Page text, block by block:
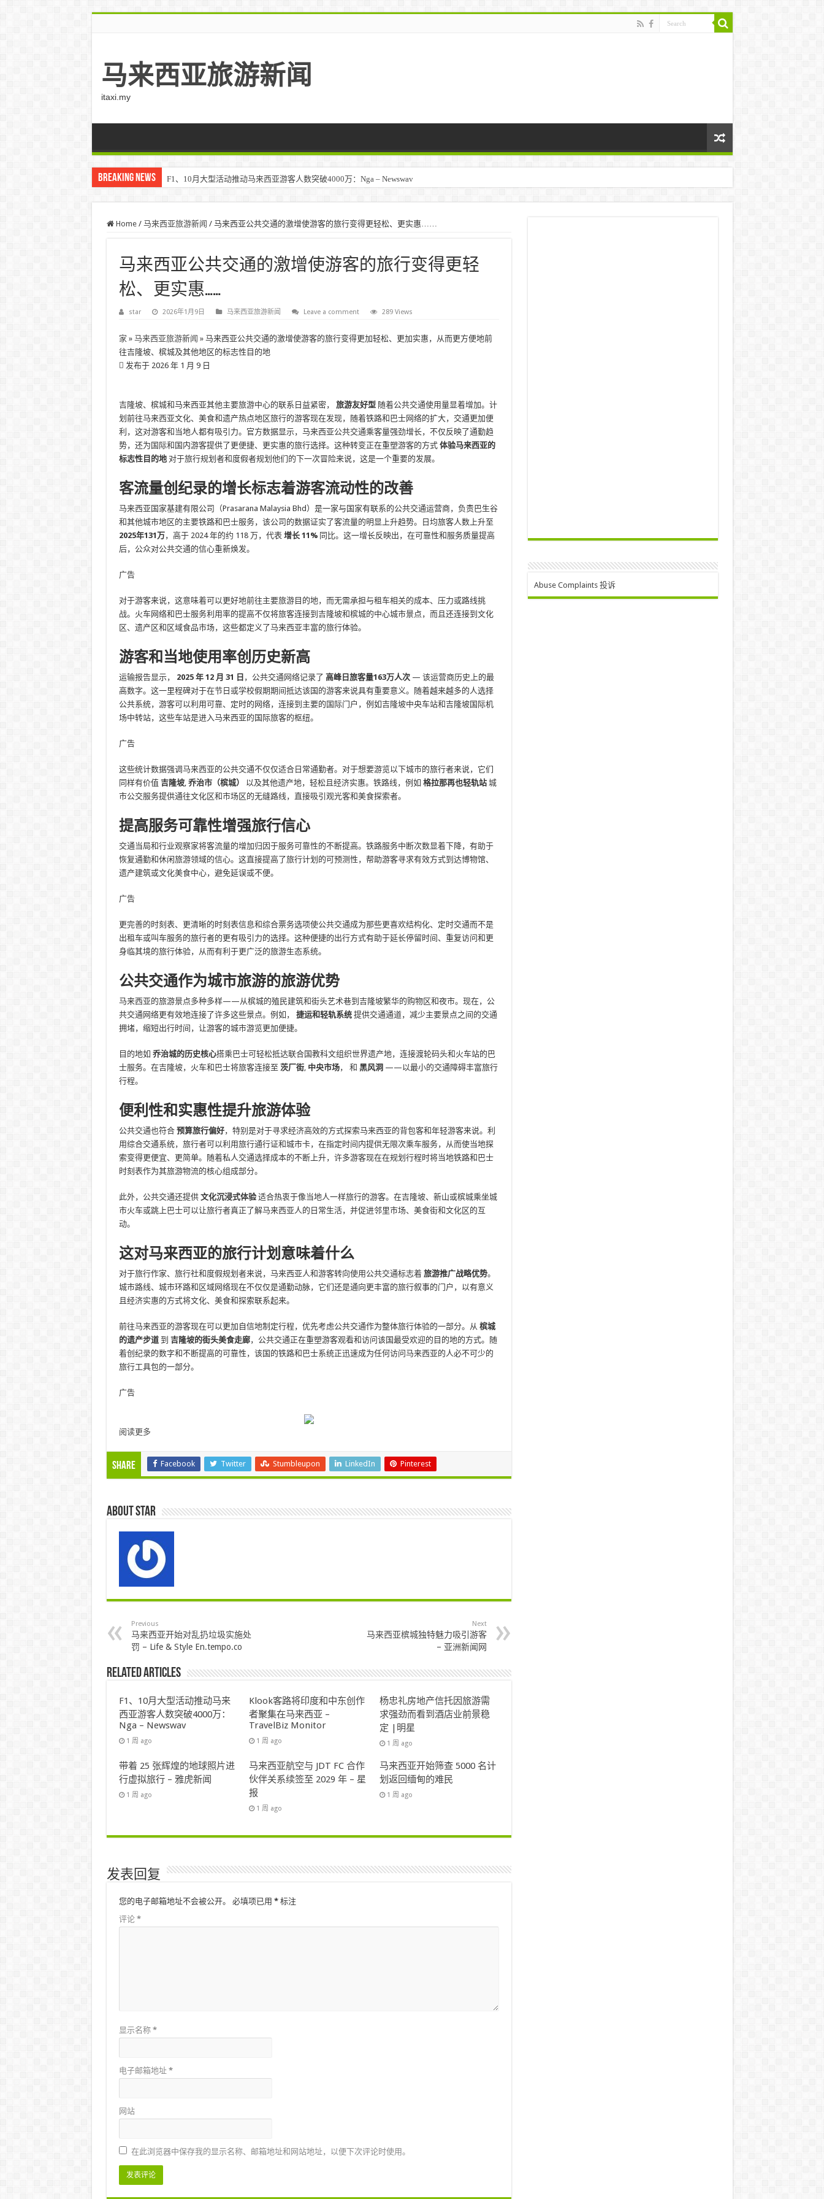
马来西亚旅游新闻
itaxi.my
Breaking News F1、10月大型活动推动马来西亚游客人数突破4000万：Nga – Newswav
Home / 马来西亚旅游新闻 / 马来西亚公共交通的激增使游客的旅行变得更轻松、更实惠……
马来西亚公共交通的激增使游客的旅行变得更轻
松、更实惠……
star 2026年1月9日 马来西亚旅游新闻 Leave a comment 289 Views
家 » 马来西亚旅游新闻 »马来西亚公共交通的激增使游客的旅行变得更加轻松、更加实惠，从而更方便地前
往吉隆坡、槟城及其他地区的标志性目的地
发布于 2026 年 1 月 9 日
吉隆坡、槟城和马来西亚其他主要旅游中心的联系日益紧密， 旅游友好型随着公共交通使用量显着增加。计
划前往马来西亚文化、美食和遗产热点地区旅行的游客现在发现，随着铁路和巴士网络的扩大，交通更加便
利，这对游客和当地人都有吸引力。官方数据显示，马来西亚公共交通乘客量强劲增长，不仅反映了通勤趋
势，还为国际和国内游客提供了更便捷、更实惠的旅行选择。这种转变正在重塑游客的方式 体验马来西亚的
标志性目的地对于旅行规划者和度假者规划他们的下一次冒险来说，这是一个重要的发展。
客流量创纪录的增长标志着游客流动性的改善
马来西亚国家基建有限公司（Prasarana Malaysia Bhd）是一家与国家有联系的公共交通运营商，负责巴生谷
和其他城市地区的主要铁路和巴士服务，该公司的数据证实了客流量的明显上升趋势。日均旅客人数上升至
2025年131万，高于 2024 年的约 118 万，代表 增长 11%同比。这一增长反映出，在可靠性和服务质量提高
后，公众对公共交通的信心重新焕发。
广告
对于游客来说，这意味着可以更好地前往主要旅游目的地，而无需承担与租车相关的成本、压力或路线挑
战。火车网络和巴士服务利用率的提高不仅将旅客连接到吉隆坡和槟城的中心城市景点，而且还连接到文化
区、遗产区和区域食品市场，这些都定义了马来西亚丰富的旅行体验。
游客和当地使用率创历史新高
运输报告显示， 2025 年 12 月 31 日 ，公共交通网络记录了 高峰日旅客量163万人次— 该运营商历史上的最
高数字。这一里程碑对于在节日或学校假期期间抵达该国的游客来说具有重要意义。随着越来越多的人选择
公共系统，游客可以利用可靠、定时的网络，连接到主要的国际门户，例如吉隆坡中央车站和吉隆坡国际机
场中转站，这些车站是进入马来西亚的国际旅客的枢纽。
广告
这些统计数据强调马来西亚的公共交通不仅仅适合日常通勤者。对于想要游览以下城市的旅行者来说，它们
同样有价值 吉隆坡, 乔治市（槟城） 以及其他遗产地，轻松且经济实惠。铁路线，例如 格拉那再也轻轨站城
市公交服务提供通往文化区和市场区的无缝路线，直接吸引观光客和美食探索者。
提高服务可靠性增强旅行信心
交通当局和行业观察家将客流量的增加归因于服务可靠性的不断提高。铁路服务中断次数显着下降，有助于
恢复通勤和休闲旅游领域的信心。这直接提高了旅行计划的可预测性，帮助游客寻求有效方式到达博物馆、
遗产建筑或文化美食中心，避免延误或不便。
广告
更完善的时刻表、更清晰的时刻表信息和综合票务选项使公共交通成为那些更喜欢结构化、定时交通而不是
出租车或叫车服务的旅行者的更有吸引力的选择。这种便捷的出行方式有助于延长停留时间、重复访问和更
身临其境的旅行体验，从而有利于更广泛的旅游生态系统。
公共交通作为城市旅游的旅游优势
马来西亚的旅游景点多种多样——从槟城的殖民建筑和街头艺术巷到吉隆坡繁华的购物区和夜市。现在，公
共交通网络更有效地连接了许多这些景点。例如， 捷运和轻轨系统提供交通通道，减少主要景点之间的交通
拥堵，缩短出行时间，让游客的城市游览更加便捷。
目的地如 乔治城的历史核心搭乘巴士可轻松抵达联合国教科文组织世界遗产地，连接渡轮码头和火车站的巴
士服务。在吉隆坡，火车和巴士将旅客连接至 茨厂街, 中央市场， 和 黑风洞 ——以最小的交通障碍丰富旅行
行程。
便利性和实惠性提升旅游体验
公共交通也符合 预算旅行偏好，特别是对于寻求经济高效的方式探索马来西亚的背包客和年轻游客来说。利
用综合交通系统，旅行者可以利用旅行通行证和城市卡，在指定时间内提供无限次乘车服务，从而使当地探
索变得更便宜、更简单。随着私人交通选择成本的不断上升，许多游客现在在规划行程时将当地铁路和巴士
时刻表作为其旅游物流的核心组成部分。
此外，公共交通还提供 文化沉浸式体验适合热衷于像当地人一样旅行的游客。在吉隆坡、新山或槟城乘坐城
市火车或跳上巴士可以让旅行者真正了解马来西亚人的日常生活，并促进邻里市场、美食街和文化区的互
动。
这对马来西亚的旅行计划意味着什么
对于旅行作家、旅行社和度假规划者来说，马来西亚人和游客转向使用公共交通标志着 旅游推广战略优势。
城市路线、城市环路和区域网络现在不仅仅是通勤动脉，它们还是通向更丰富的旅行叙事的门户，以有意义
且经济实惠的方式将文化、美食和探索联系起来。
前往马来西亚的游客现在可以更加自信地制定行程，优先考虑公共交通作为整体旅行体验的一部分。从 槟城
的遗产步道到 吉隆坡的街头美食走廊，公共交通正在重塑游客观看和访问该国最受欢迎的目的地的方式。随
着创纪录的数字和不断提高的可靠性，该国的铁路和巴士系统正迅速成为任何访问马来西亚的人必不可少的
旅行工具包的一部分。
广告
阅读更多
Share Facebook Twitter Stumbleupon LinkedIn Pinterest
About star
Previous
马来西亚开始对乱扔垃圾实施处
罚 – Life & Style En.tempo.co
Next
马来西亚槟城独特魅力吸引游客
– 亚洲新闻网
Related Articles
F1、10月大型活动推动马来
西亚游客人数突破4000万：
Nga – Newswav
1 周 ago
Klook客路将印度和中东创作
者聚集在马来西亚 –
TravelBiz Monitor
1 周 ago
杨忠礼房地产信托因旅游需
求强劲而看到酒店业前景稳
定 |明星
1 周 ago
带着 25 张辉煌的地球照片进
行虚拟旅行 – 雅虎新闻
1 周 ago
马来西亚航空与 JDT FC 合作
伙伴关系续签至 2029 年 – 星
报
1 周 ago
马来西亚开始筛查 5000 名计
划返回缅甸的难民
1 周 ago
发表回复
您的电子邮箱地址不会被公开。 必填项已用 *标注
评论 *
显示名称 *
电子邮箱地址 *
网站
在此浏览器中保存我的显示名称、邮箱地址和网站地址，以便下次评论时使用。
Abuse Complaints 投诉